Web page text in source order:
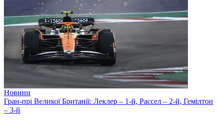
Новини
Гран-прі Великої Британії: Леклер – 1-й, Рассел – 2-й, Гемілтон
– 3-й